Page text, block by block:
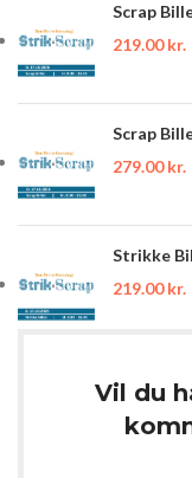
Scrap
219.00kr.
Scrap
279.00kr.
Strikke
219.00kr.
Vil du